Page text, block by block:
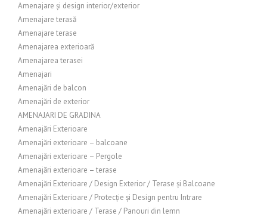
Amenajare și design interior/exterior
Amenajare terasă
Amenajare terase
Amenajarea exterioară
Amenajarea terasei
Amenajari
Amenajări de balcon
Amenajări de exterior
AMENAJARI DE GRADINA
Amenajări Exterioare
Amenajări exterioare – balcoane
Amenajări exterioare – Pergole
Amenajări exterioare – terase
Amenajări Exterioare / Design Exterior / Terase și Balcoane
Amenajări Exterioare / Protecție și Design pentru Intrare
Amenajări exterioare / Terase / Panouri din lemn